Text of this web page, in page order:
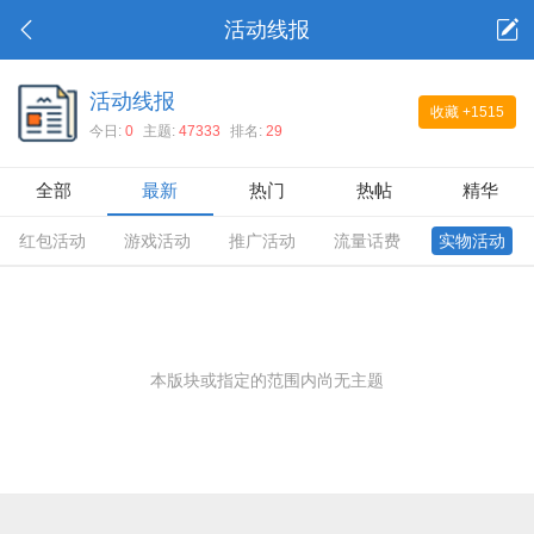
活动线报
收藏 +1515
活动线报
今日: 0 主题: 47333 排名: 29
全部 最新 热门 热帖 精华
红包活动 游戏活动 推广活动 流量话费 实物活动
本版块或指定的范围内尚无主题